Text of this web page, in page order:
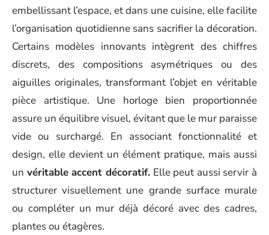
embellissant l’espace, et dans une cuisine, elle facilite
l’organisation quotidienne sans sacrifier la décoration.
Certains modèles innovants intègrent des chiffres
discrets, des compositions asymétriques ou des
aiguilles originales, transformant l’objet en véritable
pièce artistique. Une horloge bien proportionnée
assure un équilibre visuel, évitant que le mur paraisse
vide ou surchargé. En associant fonctionnalité et
design, elle devient un élément pratique, mais aussi
un véritable accent décoratif.Elle peut aussi servir à
structurer visuellement une grande surface murale
ou compléter un mur déjà décoré avec des cadres,
plantes ou étagères.